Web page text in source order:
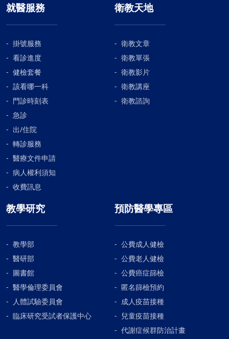
就醫服務
掛號服務
看診進度
健檢套餐
該看哪一科
門診時刻表
急診
出/住院
轉診服務
醫療文件申請
病人權利須知
收費訊息
衛教天地
衛教文章
衛教單張
衛教影片
衛教講座
衛教諮詢
教學研究
教學部
醫研部
圖書館
醫學倫理委員會
人體試驗委員會
臨床研究受試者保護中心
預防醫學專區
公費成人健檢
公費老人健檢
公費癌症篩檢
匿名篩檢預約
成人疫苗接種
兒童疫苗接種
代謝症候群防治計畫